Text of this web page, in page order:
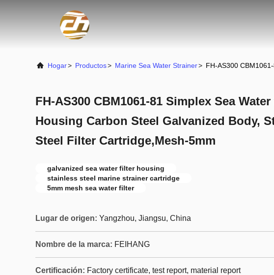
Hogar> Productos> Marine Sea Water Strainer> FH-AS300
FH-AS300 CBM1061-81 Simplex Sea
Housing Carbon Steel Galvanized Body,
Steel Filter Cartridge,Mesh-5mm
galvanized sea water filter housing
stainless steel marine strainer cartridge
5mm mesh sea water filter
Lugar de origen: Yangzhou, Jiangsu, China
Nombre de la marca: FEIHANG
Certificación: Factory certificate, test report, material report